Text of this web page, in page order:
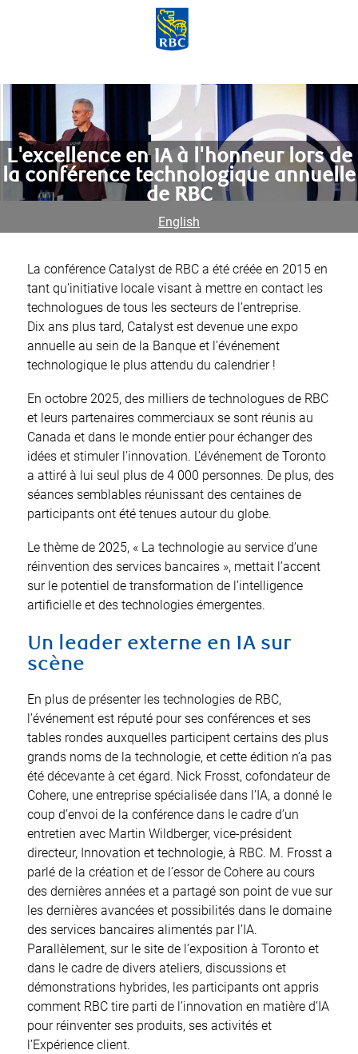
Skip to main content
L'excellence en IA à l'honneur lors de
la conférence technologique annuelle
de RBC
English
La conférence Catalyst de RBC a été créée en 2015 en
tant qu’initiative locale visant à mettre en contact les
technologues de tous les secteurs de l’entreprise.
Dix ans plus tard, Catalyst est devenue une expo
annuelle au sein de la Banque et l’événement
technologique le plus attendu du calendrier !
En octobre 2025, des milliers de technologues de RBC
et leurs partenaires commerciaux se sont réunis au
Canada et dans le monde entier pour échanger des
idées et stimuler l’innovation. L’événement de Toronto
a attiré à lui seul plus de 4 000 personnes. De plus, des
séances semblables réunissant des centaines de
participants ont été tenues autour du globe.
Le thème de 2025, « La technologie au service d’une
réinvention des services bancaires », mettait l’accent
sur le potentiel de transformation de l’intelligence
artificielle et des technologies émergentes.
Un leader externe en IA sur
scène
En plus de présenter les technologies de RBC,
l’événement est réputé pour ses conférences et ses
tables rondes auxquelles participent certains des plus
grands noms de la technologie, et cette édition n’a pas
été décevante à cet égard. Nick Frosst, cofondateur de
Cohere, une entreprise spécialisée dans l’IA, a donné le
coup d’envoi de la conférence dans le cadre d’un
entretien avec Martin Wildberger, vice-président
directeur, Innovation et technologie, à RBC. M. Frosst a
parlé de la création et de l’essor de Cohere au cours
des dernières années et a partagé son point de vue sur
les dernières avancées et possibilités dans le domaine
des services bancaires alimentés par l’IA.
Parallèlement, sur le site de l’exposition à Toronto et
dans le cadre de divers ateliers, discussions et
démonstrations hybrides, les participants ont appris
comment RBC tire parti de l’innovation en matière d’IA
pour réinventer ses produits, ses activités et
l’Expérience client.